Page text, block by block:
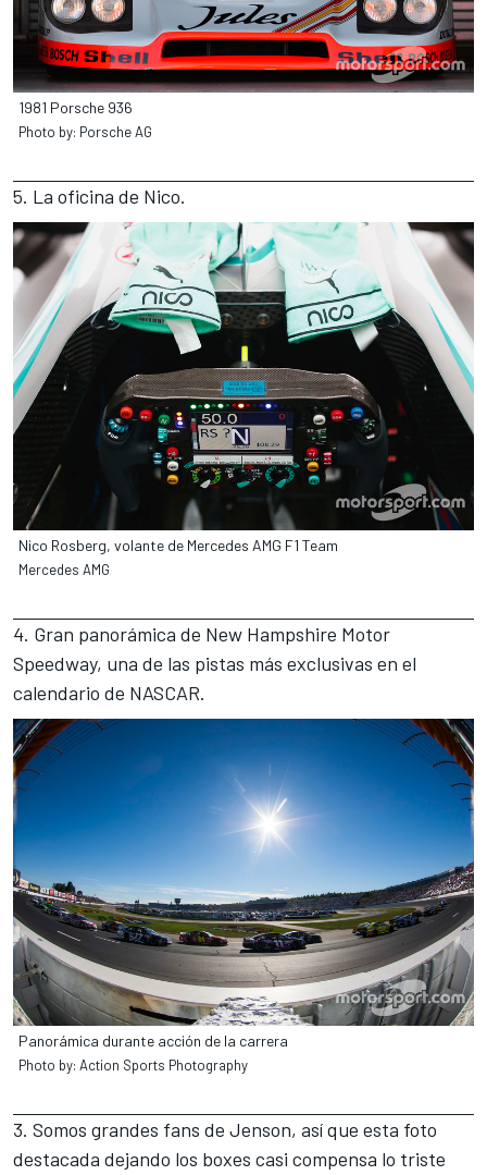
1981 Porsche 936
Photo by: Porsche AG
5. La oficina de Nico.
Nico Rosberg, volante de Mercedes AMG F1 Team
Mercedes AMG
4. Gran panorámica de New Hampshire Motor
Speedway, una de las pistas más exclusivas en el
calendario de NASCAR.
Panorámica durante acción de la carrera
Photo by: Action Sports Photography
3. Somos grandes fans de Jenson, así que esta foto
destacada dejando los boxes casi compensa lo triste